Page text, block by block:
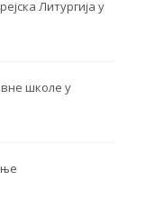
Литургија у
школе у